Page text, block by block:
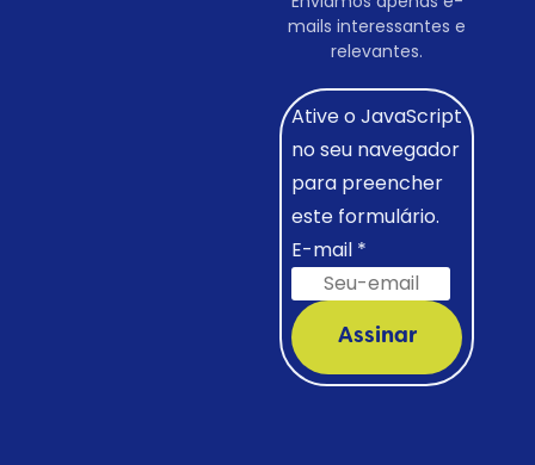
mails interessantes e
relevantes.
Ative o JavaScript
no seu navegador
para preencher
este formulário.
E-mail *
Assinar